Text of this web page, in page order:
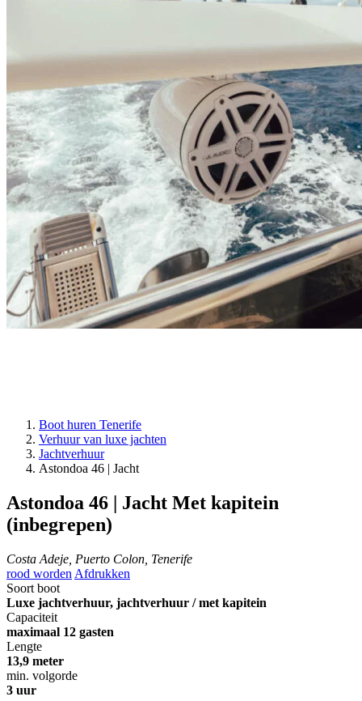
Boot huren Tenerife
Verhuur van luxe jachten
Jachtverhuur
Astondoa 46 | Jacht
Astondoa 46 | Jacht Met kapitein
(inbegrepen)
Costa Adeje, Puerto Colon, Tenerife
rood worden Afdrukken
Soort boot
Luxe jachtverhuur, jachtverhuur / met kapitein
Capaciteit
maximaal 12 gasten
Lengte
13,9 meter
min. volgorde
3 uur